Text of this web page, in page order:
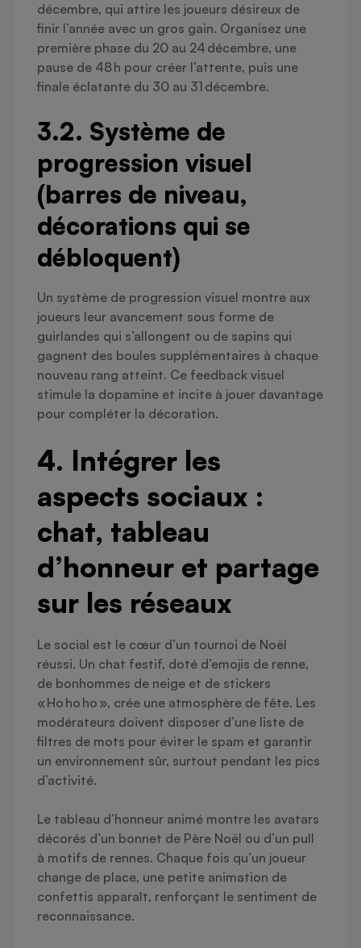
décembre, qui attire les joueurs désireux de
finir l’année avec un gros gain. Organisez une
première phase du 20 au 24 décembre, une
pause de 48 h pour créer l’attente, puis une
finale éclatante du 30 au 31 décembre.
3.2. Système de
progression visuel
(barres de niveau,
décorations qui se
débloquent)
Un système de progression visuel montre aux
joueurs leur avancement sous forme de
guirlandes qui s’allongent ou de sapins qui
gagnent des boules supplémentaires à chaque
nouveau rang atteint. Ce feedback visuel
stimule la dopamine et incite à jouer davantage
pour compléter la décoration.
4. Intégrer les
aspects sociaux :
chat, tableau
d’honneur et partage
sur les réseaux
Le social est le cœur d’un tournoi de Noël
réussi. Un chat festif, doté d’emojis de renne,
de bonhommes de neige et de stickers
« Ho ho ho », crée une atmosphère de fête. Les
modérateurs doivent disposer d’une liste de
filtres de mots pour éviter le spam et garantir
un environnement sûr, surtout pendant les pics
d’activité.
Le tableau d’honneur animé montre les avatars
décorés d’un bonnet de Père Noël ou d’un pull
à motifs de rennes. Chaque fois qu’un joueur
change de place, une petite animation de
confettis apparaît, renforçant le sentiment de
reconnaissance.